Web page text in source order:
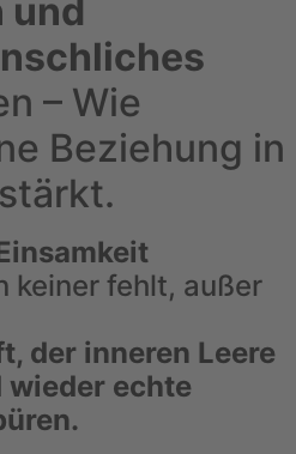
und
– Wie
Beziehung in
keiner fehlt, außer
der inneren Leere
wieder echte